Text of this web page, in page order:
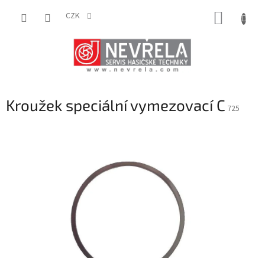
CZK
Kroužek speciální vymezovací C 725